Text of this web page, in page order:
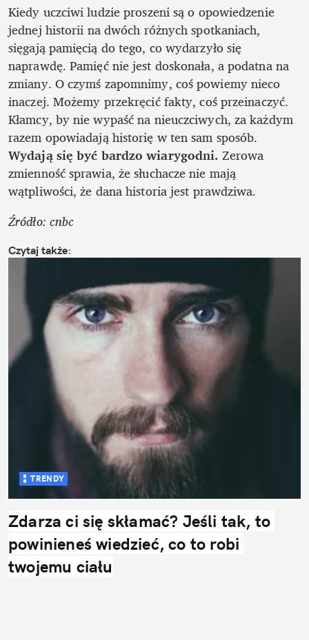
Kiedy uczciwi ludzie proszeni są o opowiedzenie
jednej historii na dwóch różnych spotkaniach,
sięgają pamięcią do tego, co wydarzyło się
naprawdę. Pamięć nie jest doskonała, a podatna na
zmiany. O czymś zapomnimy, coś powiemy nieco
inaczej. Możemy przekręcić fakty, coś przeinaczyć.
Kłamcy, by nie wypaść na nieuczciwych, za każdym
razem opowiadają historię w ten sam sposób.
Wydają się być bardzo wiarygodni. Zerowa
zmienność sprawia, że słuchacze nie mają
wątpliwości, że dana historia jest prawdziwa.
Źródło: cnbc
Czytaj także:
TRENDY
Zdarza ci się skłamać? Jeśli tak, to
powinieneś wiedzieć, co to robi
twojemu ciału